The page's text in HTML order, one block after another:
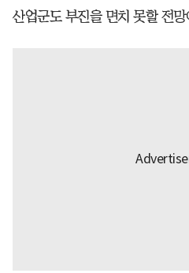
산업군도 부진을 면치 못할 전망